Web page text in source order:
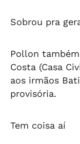
Sobrou pra
Pollon
Costa (Casa
aos irmãos
provisória.
Tem coisa aí